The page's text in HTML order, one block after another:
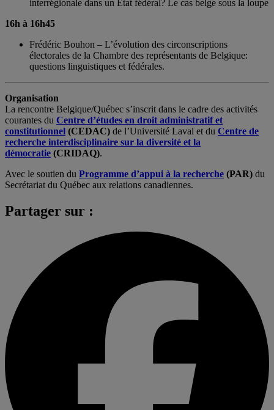
interrégionale dans un État fédéral? Le cas belge sous la loupe
16h à 16h45
Frédéric Bouhon – L’évolution des circonscriptions
électorales de la Chambre des représentants de Belgique:
questions linguistiques et fédérales.
Organisation
La rencontre Belgique/Québec s’inscrit dans le cadre des activités
courantes du Centre d’études en droit administratif et
constitutionnel (CEDAC) de l’Université Laval et du Centre de
recherche interdisciplinaire sur la diversité et la
démocratie (CRIDAQ).
Avec le soutien du Programme d’appui à la recherche (PAR) du
Secrétariat du Québec aux relations canadiennes.
Partager sur :